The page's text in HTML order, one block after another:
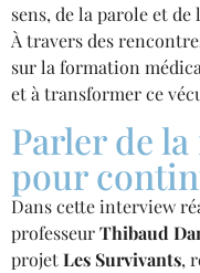
sens, de la parole et
À travers des
sur la formation
et à transformer ce
Parler de
pour
Dans cette interview
professeurThibaud
projetLes Survivants,